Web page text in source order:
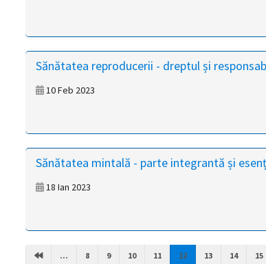
Sănătatea reproducerii - dreptul și
10 Feb 2023
Sănătatea mintală - parte integrantă și
18 Ian 2023
... 8 9 10 11 12(CURRENT)
13 14 15